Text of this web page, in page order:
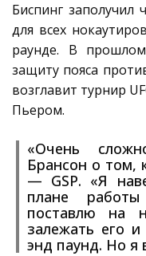
Биспинг заполучил
для всех
раунде. В
защиту пояса
возглавит турнир
Пьером.
«Очень
Брансон о том,
— GSP. «Я
плане
поставлю на
залежать его и
энд паунд. Но я